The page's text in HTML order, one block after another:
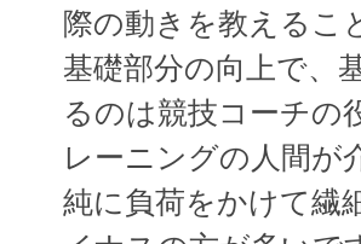
際の動きを教えるこ
基礎部分の向上で、
るのは競技コーチの
レーニングの人間が
純に負荷をかけて繊